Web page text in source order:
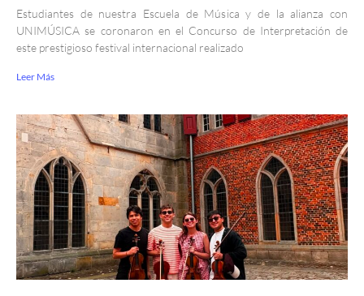
Estudiantes de nuestra Escuela de Música y de la alianza con
UNIMÚSICA se coronaron en el Concurso de Interpretación de
este prestigioso festival internacional realizado
Leer Más